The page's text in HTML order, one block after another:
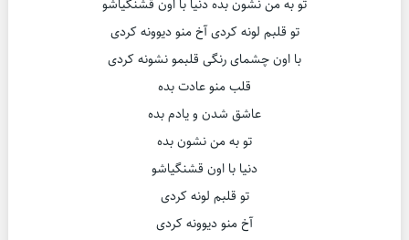
تو به من نشون بده دنیا با اون قشنگیاشو
تو قلبم لونه کردی آخ منو دیوونه کردی
با اون چشمای رنگی قلبمو نشونه کردی
قلب منو عادت بده
عاشق شدن و یادم بده
تو به من نشون بده
دنیا با اون قشنگیاشو
تو قلبم لونه کردی
آخ منو دیوونه کردی